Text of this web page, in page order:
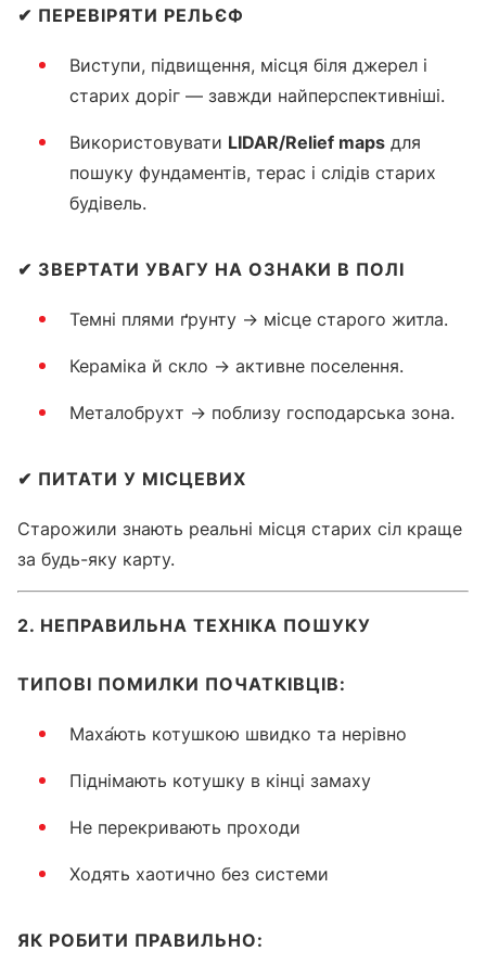
✔ ПЕРЕВІРЯТИ РЕЛЬЄФ
Виступи, підвищення, місця біля джерел і
старих доріг — завжди найперспективніші.
Використовувати LIDAR/Relief maps для
пошуку фундаментів, терас і слідів старих
будівель.
✔ ЗВЕРТАТИ УВАГУ НА ОЗНАКИ В ПОЛІ
Темні плями ґрунту → місце старого житла.
Кераміка й скло → активне поселення.
Металобрухт → поблизу господарська зона.
✔ ПИТАТИ У МІСЦЕВИХ
Старожили знають реальні місця старих сіл краще
за будь-яку карту.
2. НЕПРАВИЛЬНА ТЕХНІКА ПОШУКУ
ТИПОВІ ПОМИЛКИ ПОЧАТКІВЦІВ:
Маха́ють котушкою швидко та нерівно
Піднімають котушку в кінці замаху
Не перекривають проходи
Ходять хаотично без системи
ЯК РОБИТИ ПРАВИЛЬНО: